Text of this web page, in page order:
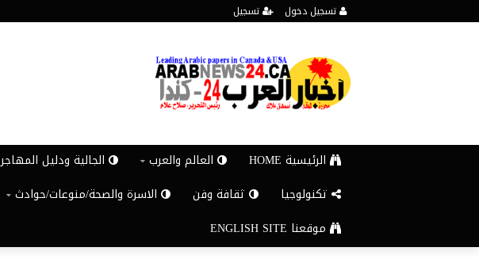
تسجيل دخول تسجيل
الرئيسية HOME العالم والعرب الجالية ودليل المهاجر
تكنولوجيا
ثقافة وفن الاسرة والصحة/منوعات/حوادث
موقعنا ENGLISH SITE